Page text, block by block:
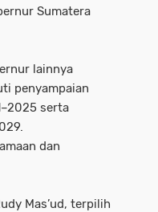
Sumatera
lainnya
penyampaian
serta
.
dan
Mas’ud, terpilih